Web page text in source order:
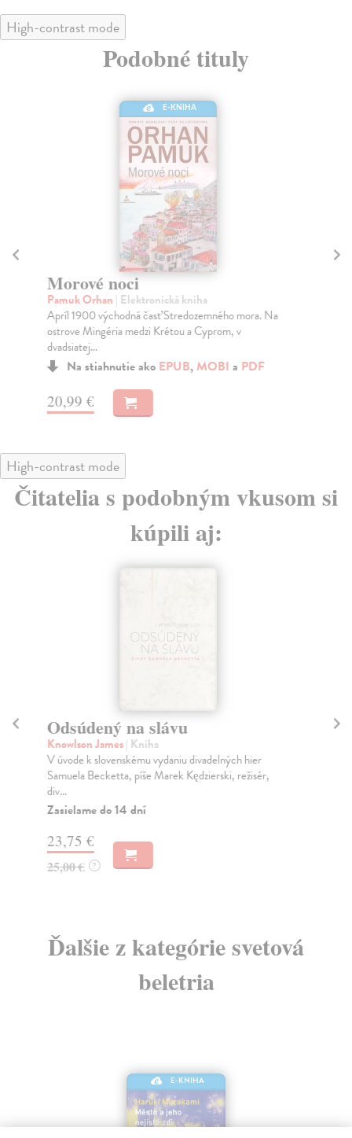
High-contrast mode
Podobné tituly
E-KNIHA
Morové noci
Pamuk Orhan | Elektronická kniha
Apríl 1900 východná časť Stredozemného mora. Na
ostrove Mingéria medzi Krétou a Cyprom, v
dvadsiatej...
Na stiahnutie ako EPUB,MOBI a PDF
20,99 €
High-contrast mode
Čitatelia s podobným vkusom si
kúpili aj:
Odsúdený na slávu
Knowlson James| Kniha
V úvode k slovenskému vydaniu divadelných hier
Samuela Becketta, píše Marek Kędzierski, režisér,
div...
Zasielame do 14 dní
23,75 €
25,00 € ?
Ďalšie z kategórie svetová
beletria
E-KNIHA